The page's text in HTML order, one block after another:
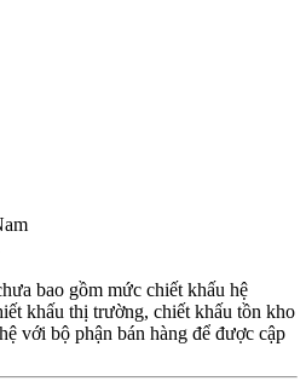
bao gồm mức chiết khấu hệ
khấu thị trường, chiết khấu tồn kho
với bộ phận bán hàng để được cập